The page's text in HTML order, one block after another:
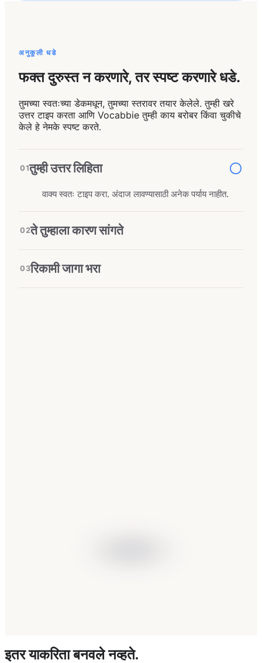
अनुकूली धडे
फक्त दुरुस्त न करणारे, तर स्पष्ट करणारे धडे.
तुमच्या स्वतःच्या डेकमधून, तुमच्या स्तरावर तयार केलेले. तुम्ही खरे
उत्तर टाइप करता आणि Vocabbie तुम्ही काय बरोबर किंवा चुकीचे
केले हे नेमके स्पष्ट करते.
01तुम्ही उत्तर लिहिता
वाक्य स्वतः टाइप करा. अंदाज लावण्यासाठी अनेक पर्याय नाहीत.
02ते तुम्हाला कारण सांगते
03रिकामी जागा भरा
इतर याकरिता बनवले नव्हते.